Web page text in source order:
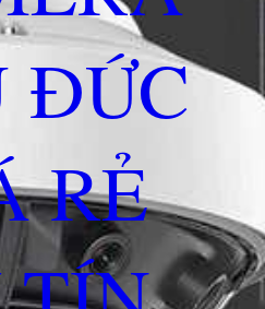
ĐỨC
RẺ